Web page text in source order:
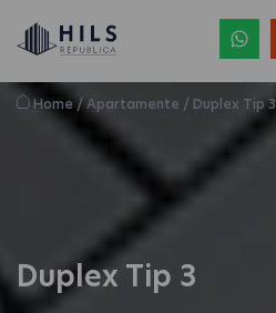
Home/Apartamente / Duplex Tip 3
Duplex Tip 3